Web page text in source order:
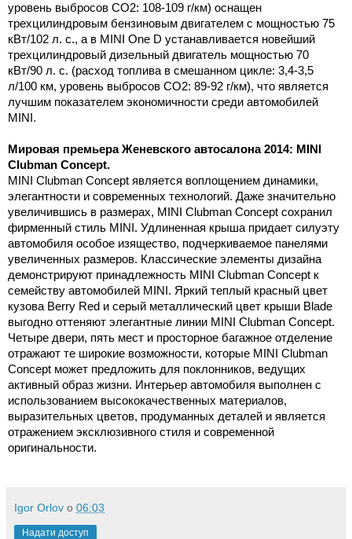
уровень выбросов CO2: 108-109 г/км) оснащен
трехцилиндровым бензиновым двигателем с мощностью 75
кВт/102 л. с., а в MINI One D устанавливается новейший
трехцилиндровый дизельный двигатель мощностью 70
кВт/90 л. с. (расход топлива в смешанном цикле: 3,4-3,5
л/100 км, уровень выбросов CO2: 89-92 г/км), что является
лучшим показателем экономичности среди автомобилей
MINI.
Мировая премьера Женевского автосалона 2014: MINI
Clubman Concept.
MINI Clubman Concept является воплощением динамики,
элегантности и современных технологий. Даже значительно
увеличившись в размерах, MINI Clubman Concept сохранил
фирменный стиль MINI. Удлиненная крыша придает силуэту
автомобиля особое изящество, подчеркиваемое панелями
увеличенных размеров. Классические элементы дизайна
демонстрируют принадлежность MINI Clubman Concept к
семейству автомобилей MINI. Яркий теплый красный цвет
кузова Berry Red и серый металлический цвет крыши Blade
выгодно оттеняют элегантные линии MINI Clubman Concept.
Четыре двери, пять мест и просторное багажное отделение
отражают те широкие возможности, которые MINI Clubman
Concept может предложить для поклонников, ведущих
активный образ жизни. Интерьер автомобиля выполнен с
использованием высококачественных материалов,
выразительных цветов, продуманных деталей и является
отражением эксклюзивного стиля и современной
оригинальности.
Igor Orlov о 06:03
Надати доступ